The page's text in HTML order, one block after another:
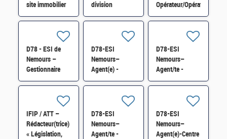
site immobilier
(cat. A) H/F
division
technologies et
Opérateur/Opératrice
machine et
impression
finition H/F
D78 - ESI de
Nemours –
Gestionnaire
logistique au
et logistique de
proximité H/F
D78-ESI
Nemours–
Agent(e) -
Centre National
FICOVIE et MNT
des déclarations
2736 H/F
D78-ESI
Nemours–
Agent/te -
Centre National
FICOVIE et MNT
des déclarations
2736 H/F
IFIP / ATT –
Rédacteur(trice)
« Législation,
D78-ESI
Nemours–
Agent/te -
D78-ESI
Nemours–
Agent(e)-Centre